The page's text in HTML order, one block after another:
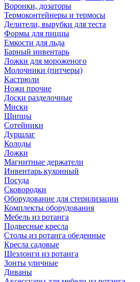
Воронки, дозаторы
Термоконтейнеры и термосы
Делители, вырубки для теста
Формы для пиццы
Емкости для льда
Барный инвентарь
Ложки для мороженого
Молочники (питчеры)
Кастрюли
Ножи прочие
Доски разделочные
Миски
Щипцы
Сотейники
Дуршлаг
Колоды
Ложки
Магнитные держатели
Инвентарь кухонный
Посуда
Сковородки
Оборудование для стерилизации
Комплекты оборудования
Мебель из ротанга
Подвесные кресла
Столы из ротанга обеденные
Кресла садовые
Шезлонги из ротанга
Зонты уличные
Диваны